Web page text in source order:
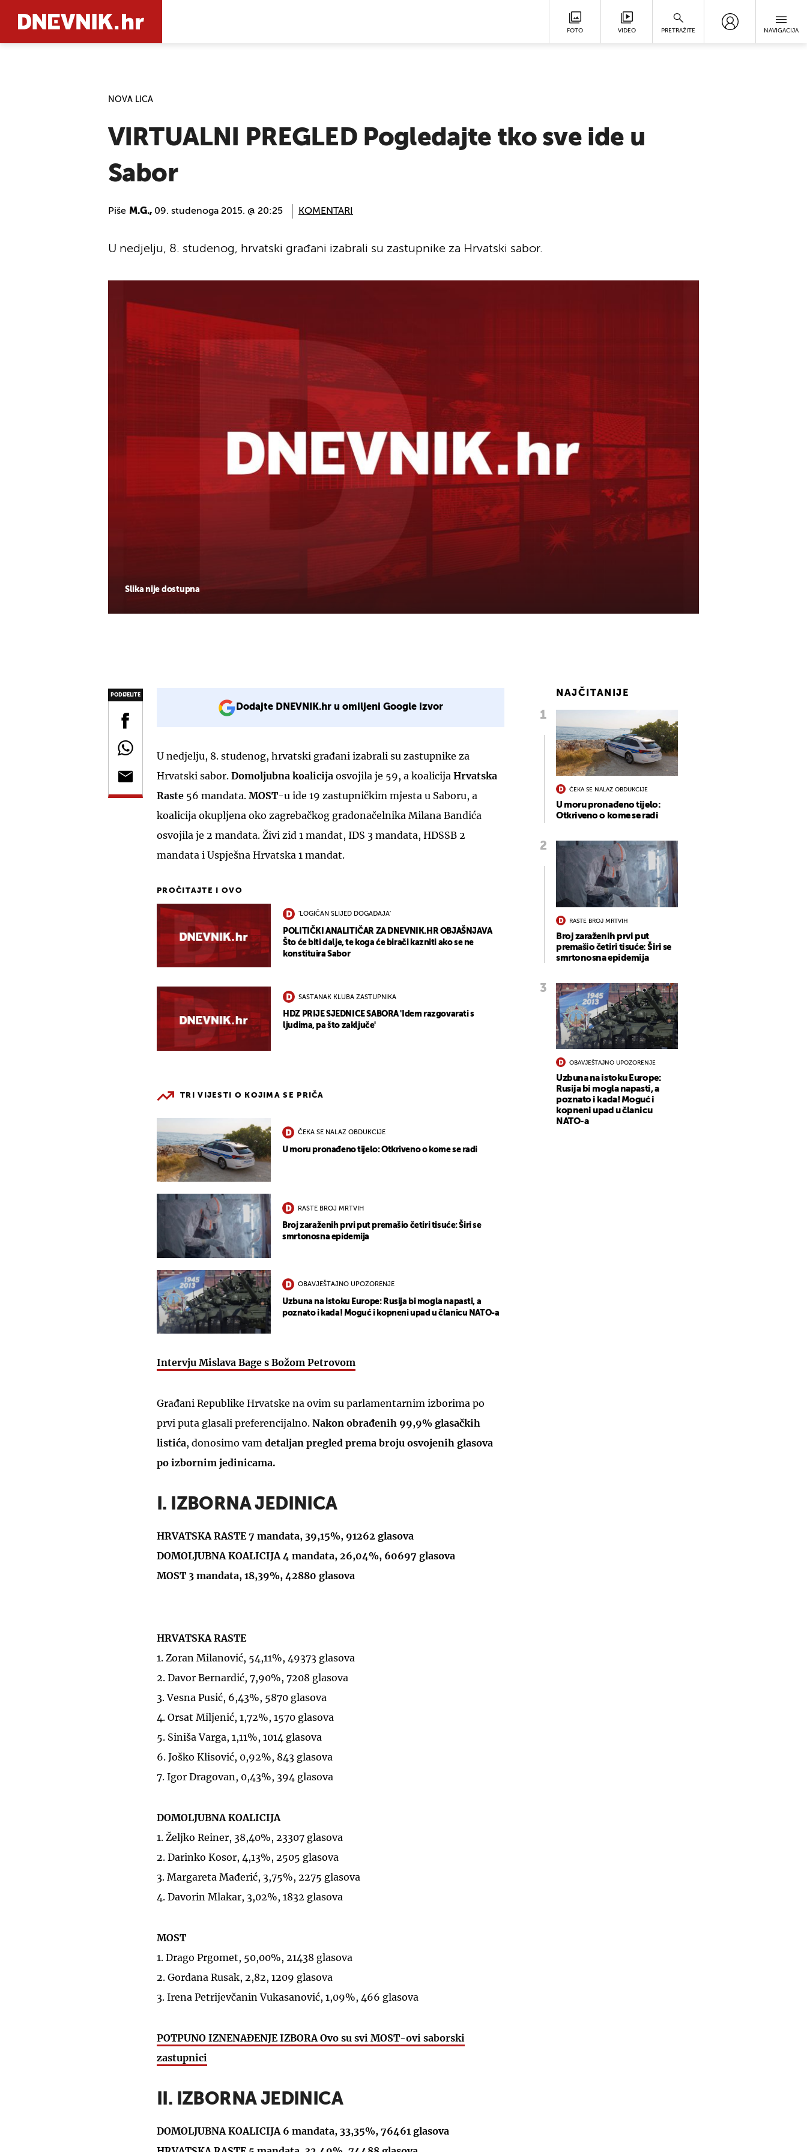
FOTO VIDEO PRETRAŽITE NAVIGACIJA
NOVA LICA
VIRTUALNI PREGLED Pogledajte tko sve ide u
Sabor
Piše M.G., 09. studenoga 2015. @ 20:25 KOMENTARI
Slika nije dostupna
U nedjelju, 8. studenog, hrvatski građani izabrali su zastupnike za Hrvatski sabor.
PODIJELITE
Dodajte DNEVNIK.hr u omiljeni Google izvor
U nedjelju, 8. studenog, hrvatski građani izabrali su zastupnike za
Hrvatski sabor. Domoljubna koalicija osvojila je 59, a koalicija Hrvatska
Raste 56 mandata. MOST-u ide 19 zastupničkim mjesta u Saboru, a
koalicija okupljena oko zagrebačkog gradonačelnika Milana Bandića
osvojila je 2 mandata. Živi zid 1 mandat, IDS 3 mandata, HDSSB 2
mandata i Uspješna Hrvatska 1 mandat.
PROČITAJTE I OVO
'LOGIČAN SLIJED DOGAĐAJA'
POLITIČKI ANALITIČAR ZA DNEVNIK.HR OBJAŠNJAVA
Što će biti dalje, te koga će birači kazniti ako se ne
konstituira Sabor
SASTANAK KLUBA ZASTUPNIKA
HDZ PRIJE SJEDNICE SABORA 'Idem razgovarati s
ljudima, pa što zaključe'
TRI VIJESTI O KOJIMA SE PRIČA
ČEKA SE NALAZ OBDUKCIJE
U moru pronađeno tijelo: Otkriveno o kome se radi
RASTE BROJ MRTVIH
Broj zaraženih prvi put premašio četiri tisuće: Širi se
smrtonosna epidemija
OBAVJEŠTAJNO UPOZORENJE
Uzbuna na istoku Europe: Rusija bi mogla napasti, a
poznato i kada! Moguć i kopneni upad u članicu NATO-a
Intervju Mislava Bage s Božom Petrovom
Građani Republike Hrvatske na ovim su parlamentarnim izborima po
prvi puta glasali preferencijalno. Nakon obrađenih 99,9% glasačkih
listića, donosimo vam detaljan pregled prema broju osvojenih glasova
po izbornim jedinicama.
I. IZBORNA JEDINICA
HRVATSKA RASTE 7 mandata, 39,15%, 91262 glasova
DOMOLJUBNA KOALICIJA 4 mandata, 26,04%, 60697 glasova
MOST 3 mandata, 18,39%, 42880 glasova
HRVATSKA RASTE
1. Zoran Milanović, 54,11%, 49373 glasova
2. Davor Bernardić, 7,90%, 7208 glasova
3. Vesna Pusić, 6,43%, 5870 glasova
4. Orsat Miljenić, 1,72%, 1570 glasova
5. Siniša Varga, 1,11%, 1014 glasova
6. Joško Klisović, 0,92%, 843 glasova
7. Igor Dragovan, 0,43%, 394 glasova
DOMOLJUBNA KOALICIJA
1. Željko Reiner, 38,40%, 23307 glasova
2. Darinko Kosor, 4,13%, 2505 glasova
3. Margareta Mađerić, 3,75%, 2275 glasova
4. Davorin Mlakar, 3,02%, 1832 glasova
MOST
1. Drago Prgomet, 50,00%, 21438 glasova
2. Gordana Rusak, 2,82, 1209 glasova
3. Irena Petrijevčanin Vukasanović, 1,09%, 466 glasova
POTPUNO IZNENAĐENJE IZBORA Ovo su svi MOST-ovi saborski
zastupnici
II. IZBORNA JEDINICA
DOMOLJUBNA KOALICIJA 6 mandata, 33,35%, 76461 glasova
NAJČITANIJE
ČEKA SE NALAZ OBDUKCIJE
U moru pronađeno tijelo:
Otkriveno o kome se radi
RASTE BROJ MRTVIH
Broj zaraženih prvi put
premašio četiri tisuće: Širi se
smrtonosna epidemija
OBAVJEŠTAJNO UPOZORENJE
Uzbuna na istoku Europe:
Rusija bi mogla napasti, a
poznato i kada! Moguć i
kopneni upad u članicu
NATO-a
UKLJUČITE NOTIFIKACIJE